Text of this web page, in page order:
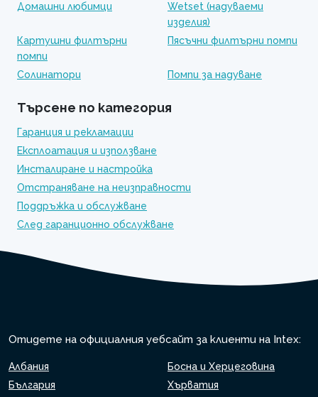
Домашни любимци
Wetset (надуваеми
изделия)
Картушни филтърни
помпи
Пясъчни филтърни помпи
Солинатори Помпи за надуване
Търсене по категория
Гаранция и рекламации
Експлоатация и използване
Инсталиране и настройка
Отстраняване на неизправности
Поддръжка и обслужване
След гаранционно обслужване
Отидете на официалния уебсайт за клиенти на Intex:
Албания
Босна и Херцеговина
България
Хърватия